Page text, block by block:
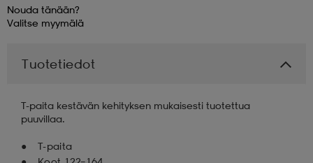
Nouda tänään?
Valitse myymälä
Tuotetiedot
T-paita kestävän kehityksen mukaisesti tuotettua
puuvillaa.
T-paita